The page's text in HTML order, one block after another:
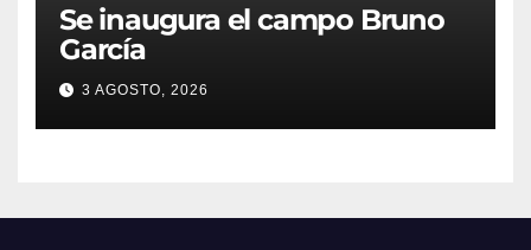
Se inaugura el campo Bruno
García
3 AGOSTO, 2026